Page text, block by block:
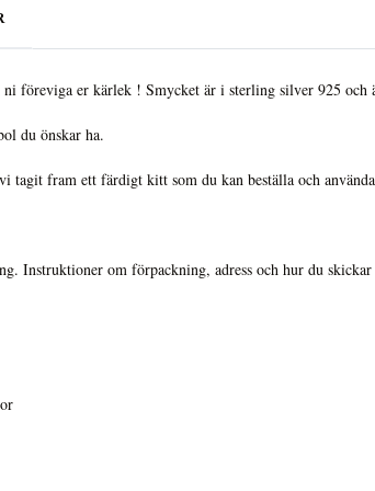
föreviga er kärlek ! Smycket är i sterling silver 925 och
du önskar ha.
tagit fram ett färdigt kitt som du kan beställa och
Instruktioner om förpackning, adress och hur du